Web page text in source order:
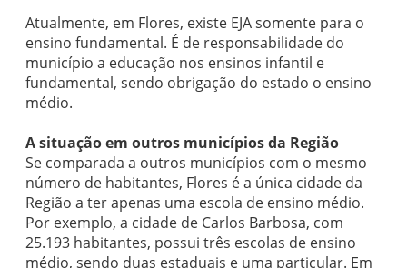
Atualmente, em Flores, existe EJA somente para o
ensino fundamental. É de responsabilidade do
município a educação nos ensinos infantil e
fundamental, sendo obrigação do estado o ensino
médio.
A situação em outros municípios da Região
Se comparada a outros municípios com o mesmo
número de habitantes, Flores é a única cidade da
Região a ter apenas uma escola de ensino médio.
Por exemplo, a cidade de Carlos Barbosa, com
25.193 habitantes, possui três escolas de ensino
médio, sendo duas estaduais e uma particular. Em